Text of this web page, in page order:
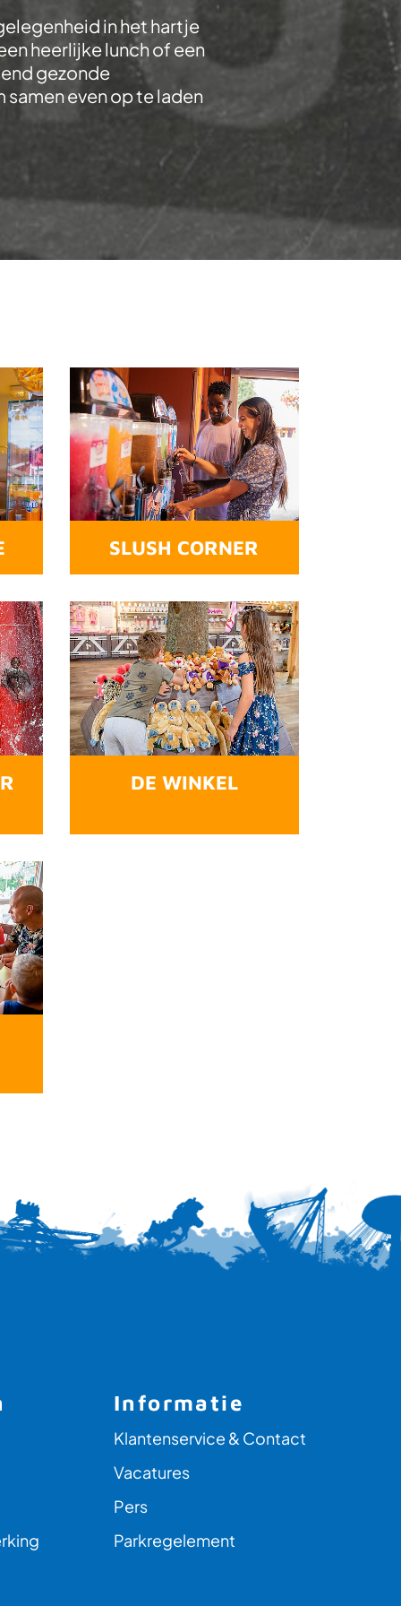
in het hartje
heerlijke lunch of een
gezonde
even op te laden
SLUSH CORNER
DE WINKEL
Informatie
Klantenservice & Contact
Vacatures
Pers
Parkregelement